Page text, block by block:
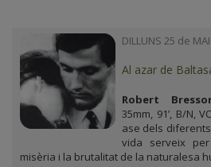
DILLUNS 25 de
Al azar de
Robert
35mm, 91’, B/N,
ase dels
vida serveix
misèria i la brutalitat de la naturalesa